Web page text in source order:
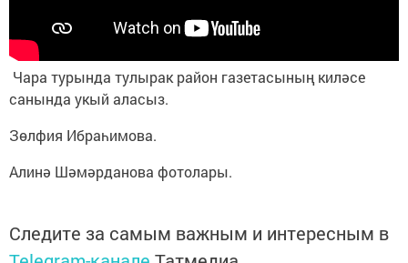
Чара турында тулырак район газетасының киләсе
санында укый аласыз.
Зөлфия Ибраһимова.
Алинә Шәмәрданова фотолары.
Следите за самым важным и интересным в